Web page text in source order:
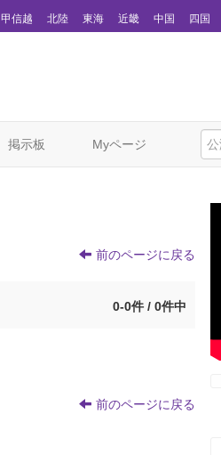
甲信越 北陸 東海 近畿 中国 四国
掲示板 Myページ
前のページに戻る
0-0件 / 0件中
前のページに戻る